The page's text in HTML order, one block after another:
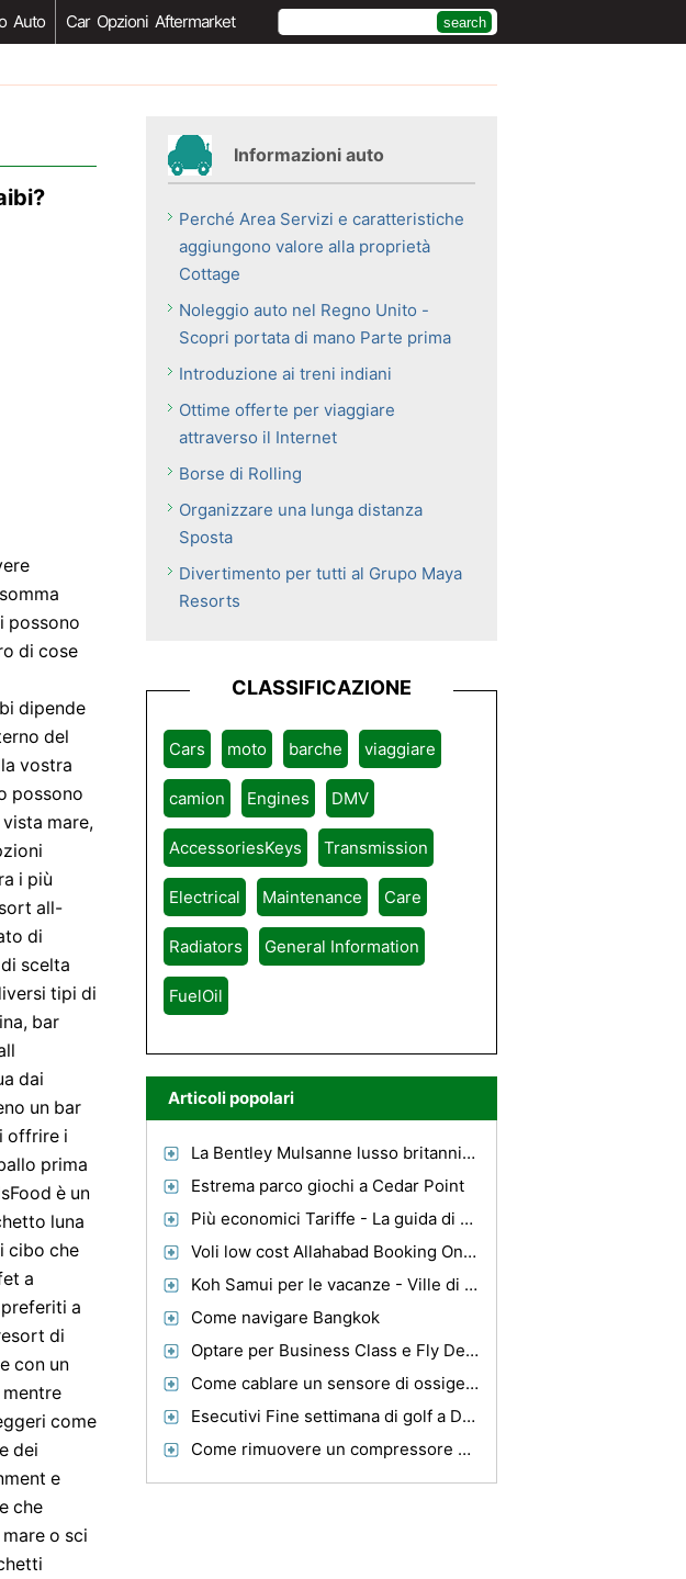
Auto Car Opzioni Aftermarket
possono
di cose
dipende
del
vostra
possono
mare,
i più
all-
di
scelta
tipi di
bar
dai
un bar
offrire i
prima
è un
luna
cibo che
a
a
di
con un
come
dei
e
che
o sci
Informazioni auto
Perché Area Servizi e caratteristiche
aggiungono valore alla proprietà
Cottage
Noleggio auto nel Regno Unito -
Scopri portata di mano Parte prima
Introduzione ai treni indiani
Ottime offerte per viaggiare
attraverso il Internet
Borse di Rolling
Organizzare una lunga distanza
Sposta
Divertimento per tutti al Grupo Maya
Resorts
CLASSIFICAZIONE
Cars moto barche viaggiare
camion Engines DMV
AccessoriesKeys Transmission
Electrical Maintenance Care
Radiators General Information
FuelOil
Articoli popolari
La Bentley Mulsanne lusso britannico Qualità
Estrema parco giochi a Cedar Point
Più economici Tariffe - La guida di alloggi a prezzi accessibili
Voli low cost Allahabad Booking Online
Koh Samui per le vacanze - Ville di lusso per vacanze a Koh Samui, Thailandia
Come navigare Bangkok
Optare per Business Class e Fly Del Comfort
Come cablare un sensore di ossigeno universale a 4 fili
Esecutivi Fine settimana di golf a Dallas /Fort Worth
Come rimuovere un compressore AC da una Cadillac